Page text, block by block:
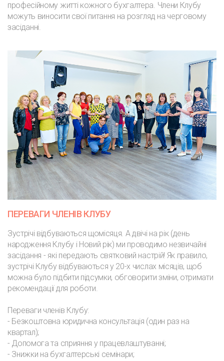
професійному житті кожного бухгалтера. Члени Клубу
можуть виносити свої питання на розгляд на черговому
засіданні.
ПЕРЕВАГИ ЧЛЕНІВ КЛУБУ
Зустрічі відбуваються щомісяця. А двічі на рік (день
народження Клубу і Новий рік) ми проводимо незвичайні
засідання - які передають святковий настрій! Як правило,
зустрічі Клубу відбуваються у 20-х числах місяців, щоб
можна було підбити підсумки, обговорити зміни, отримати
рекомендації для роботи.
Переваги членів Клубу:
- Безкоштовна юридична консультація (один раз на
квартал);
- Допомога та сприяння у працевлаштуванні;
- Знижки на бухгалтерські семінари;